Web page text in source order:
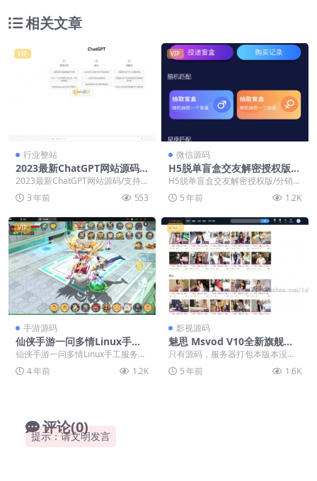
相关文章
VIP
行业整站
2023最新ChatGPT网站源码/
支持用户付费套餐+赚取收益
2023最新ChatGPT网站源码/支持
用户付费套餐+赚取收益 搭建教
程： 第一...
3 年前 553
VIP
微信源码
H5脱单盲盒交友解密授权版/
分销提现/存取小纸条盲盒匹配
P/带教程
H5脱单盲盒交友解密授权版/分销提
现/存取小纸条盲盒匹配管理平台/免
签支付/可封...
5 年前 1.2K
VIP
手游源码
仙侠手游一问多情Linux手工
服务端+GM授权后台+本地热
新资源「亲测源码」
仙侠手游一问多情Linux手工服务端
+GM授权后台+本地热新资源「亲
测源码」
4 年前 1.2K
VIP
影视源码
魅思 Msvod V10全新旗舰版
本视频网站系统
只有源码，服务器打包本版本没有
任何教程，源码自行研究，无售
后！ 魅思 Msvod...
5 年前 1.6K
评论(0)
提示：请文明发言